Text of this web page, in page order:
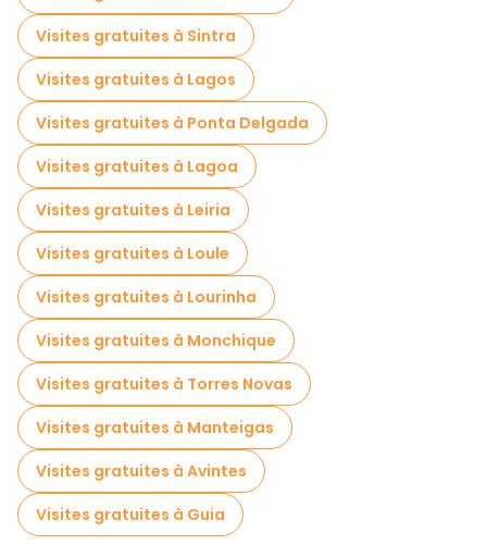
Visites gratuites à proximité Museu de Arte Nova
Visites gratuites à proximité Moliceiros Pier
Visites gratuites à Sintra
Visites gratuites à Lagos
Visites gratuites à Ponta Delgada
Visites gratuites à Lagoa
Visites gratuites à Leiria
Visites gratuites à Loule
Visites gratuites à Lourinha
Visites gratuites à Monchique
Visites gratuites à Torres Novas
Visites gratuites à Manteigas
Visites gratuites à Avintes
Visites gratuites à Guia